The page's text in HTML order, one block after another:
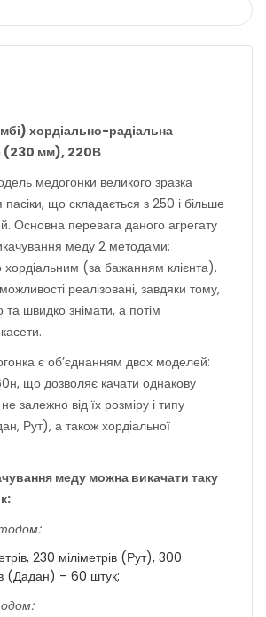
хордіально-радіальна
(230 мм), 220В
медогонки великого зразка
що складається з 250 і більше
Основна перевага даного агрегату
меду 2 методами:
хордіальним (за бажанням клієнта).
реалізовані, завдяки тому,
швидко знімати, а потім
є об’єднанням двох моделей:
що дозволяє качати однакову
не залежно від їх розміру і типу
Рут), а також хордіальної
меду можна викачати таку
230 міліметрів (Рут), 300
(Дадан) – 60 штук;